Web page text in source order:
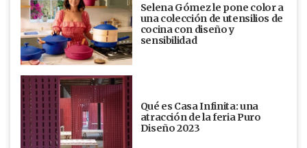
Selena Gómez le pone color a
una colección de utensilios de
cocina con diseño y
sensibilidad
Qué es Casa Infinita: una
atracción de la feria Puro
Diseño 2023